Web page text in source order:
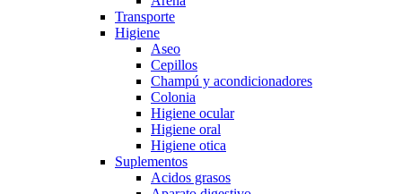
Transporte
Higiene
Aseo
Cepillos
Champú y acondicionadores
Colonia
Higiene ocular
Higiene oral
Higiene otica
Suplementos
Acidos grasos